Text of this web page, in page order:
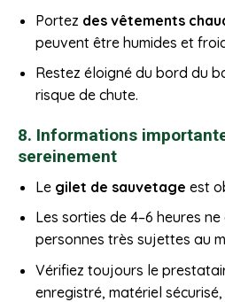
Portez des vêtements
peuvent être humides et
Restez éloigné du bord du
risque de chute.
8. Informations
sereinement
Le gilet de sauvetage est
Les sorties de 4–6 heures
personnes très sujettes au
Vérifiez toujours le
enregistré, matériel